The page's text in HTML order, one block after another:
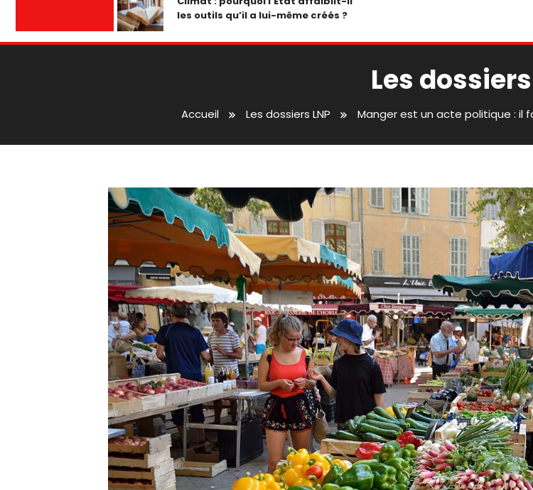
les outils qu’il a lui-même créés ?
Les dossiers
Accueil Les dossiers LNP Manger est un acte politique : il